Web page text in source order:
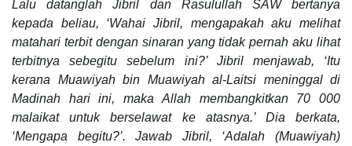
Lalu datanglah Jibril dan Rasulullah SAW bertanya
kepada beliau, ‘Wahai Jibril, mengapakah aku melihat
matahari terbit dengan sinaran yang tidak pernah aku lihat
terbitnya sebegitu sebelum ini?’ Jibril menjawab, ‘Itu
kerana Muawiyah bin Muawiyah al-Laitsi meninggal di
Madinah hari ini, maka Allah membangkitkan 70 000
malaikat untuk berselawat ke atasnya.’ Dia berkata,
‘Mengapa begitu?’. Jawab Jibril, ‘Adalah (Muawiyah)